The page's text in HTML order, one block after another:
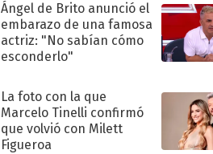
Ángel de Brito anunció el
embarazo de una famosa
actriz: "No sabían cómo
esconderlo"
La foto con la que
Marcelo Tinelli confirmó
que volvió con Milett
Figueroa